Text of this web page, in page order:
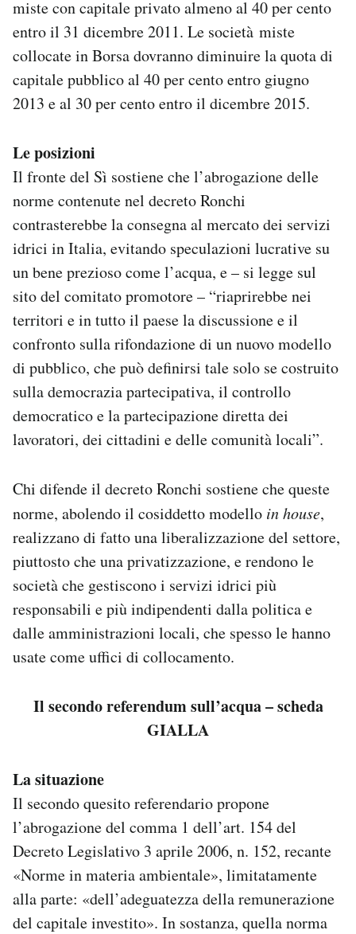
miste con capitale privato almeno al 40 per cento
entro il 31 dicembre 2011. Le società miste
collocate in Borsa dovranno diminuire la quota di
capitale pubblico al 40 per cento entro giugno
2013 e al 30 per cento entro il dicembre 2015.
Le posizioni
Il fronte del Sì sostiene che l’abrogazione delle
norme contenute nel decreto Ronchi
contrasterebbe la consegna al mercato dei servizi
idrici in Italia, evitando speculazioni lucrative su
un bene prezioso come l’acqua, e – si legge sul
sito del comitato promotore – “riaprirebbe nei
territori e in tutto il paese la discussione e il
confronto sulla rifondazione di un nuovo modello
di pubblico, che può definirsi tale solo se costruito
sulla democrazia partecipativa, il controllo
democratico e la partecipazione diretta dei
lavoratori, dei cittadini e delle comunità locali”.
Chi difende il decreto Ronchi sostiene che queste
norme, abolendo il cosiddetto modello in house,
realizzano di fatto una liberalizzazione del settore,
piuttosto che una privatizzazione, e rendono le
società che gestiscono i servizi idrici più
responsabili e più indipendenti dalla politica e
dalle amministrazioni locali, che spesso le hanno
usate come uffici di collocamento.
Il secondo referendum sull’acqua – scheda
GIALLA
La situazione
Il secondo quesito referendario propone
l’abrogazione del comma 1 dell’art. 154 del
Decreto Legislativo 3 aprile 2006, n. 152, recante
«Norme in materia ambientale», limitatamente
alla parte: «dell’adeguatezza della remunerazione
del capitale investito». In sostanza, quella norma